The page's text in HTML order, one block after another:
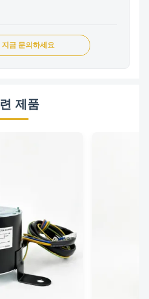
지금 문의하세요
제품